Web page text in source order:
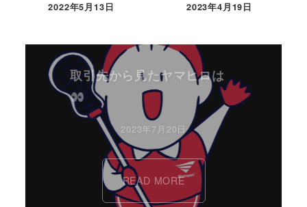
2022年5月13日 2023年4月19日
取引先から見たヤマヒロは
2023年7月20日
READ MORE